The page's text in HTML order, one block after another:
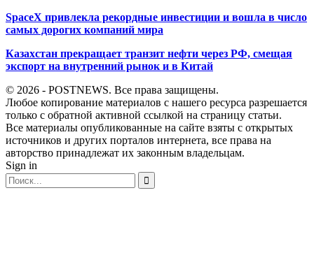
SpaceX привлекла рекордные инвестиции и вошла в число
самых дорогих компаний мира
Казахстан прекращает транзит нефти через РФ, смещая
экспорт на внутренний рынок и в Китай
© 2026 - POSTNEWS. Все права защищены.
Любое копирование материалов с нашего ресурса разрешается
только с обратной активной ссылкой на страницу статьи.
Все материалы опубликованные на сайте взяты с открытых
источников и других порталов интернета, все права на
авторство принадлежат их законным владельцам.
Sign in